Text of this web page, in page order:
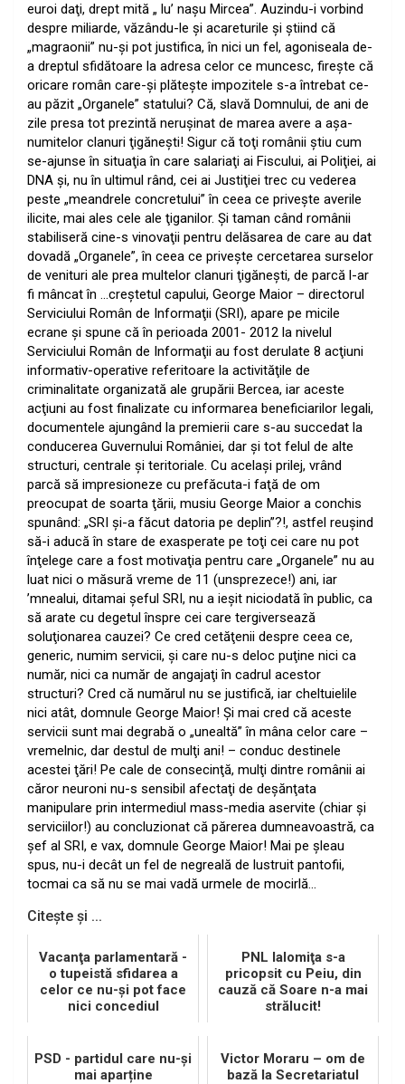
euroi daţi, drept mită „ lu’ naşu Mircea”. Auzindu-i vorbind
despre miliarde, văzându-le şi acareturile şi ştiind că
„magraonii” nu-şi pot justifica, în nici un fel, agoniseala de-
a dreptul sfidătoare la adresa celor ce muncesc, fireşte că
oricare român care-şi plăteşte impozitele s-a întrebat ce-
au păzit „Organele” statului? Că, slavă Domnului, de ani de
zile presa tot prezintă neruşinat de marea avere a aşa-
numitelor clanuri ţigăneşti! Sigur că toţi românii ştiu cum
se-ajunse în situaţia în care salariaţi ai Fiscului, ai Poliţiei, ai
DNA şi, nu în ultimul rând, cei ai Justiţiei trec cu vederea
peste „meandrele concretului” în ceea ce priveşte averile
ilicite, mai ales cele ale ţiganilor. Şi taman când românii
stabiliseră cine-s vinovaţii pentru delăsarea de care au dat
dovadă „Organele”, în ceea ce priveşte cercetarea surselor
de venituri ale prea multelor clanuri ţigăneşti, de parcă l-ar
fi mâncat în …creştetul capului, George Maior – directorul
Serviciului Român de Informaţii (SRI), apare pe micile
ecrane şi spune că în perioada 2001- 2012 la nivelul
Serviciului Român de Informaţii au fost derulate 8 acţiuni
informativ-operative referitoare la activităţile de
criminalitate organizată ale grupării Bercea, iar aceste
acţiuni au fost finalizate cu informarea beneficiarilor legali,
documentele ajungând la premierii care s-au succedat la
conducerea Guvernului României, dar şi tot felul de alte
structuri, centrale şi teritoriale. Cu acelaşi prilej, vrând
parcă să impresioneze cu prefăcuta-i faţă de om
preocupat de soarta ţării, musiu George Maior a conchis
spunând: „SRI şi-a făcut datoria pe deplin”?!, astfel reuşind
să-i aducă în stare de exasperate pe toţi cei care nu pot
înţelege care a fost motivaţia pentru care „Organele” nu au
luat nici o măsură vreme de 11 (unsprezece!) ani, iar
’mnealui, ditamai şeful SRI, nu a ieşit niciodată în public, ca
să arate cu degetul înspre cei care tergiversează
soluţionarea cauzei? Ce cred cetăţenii despre ceea ce,
generic, numim servicii, şi care nu-s deloc puţine nici ca
număr, nici ca număr de angajaţi în cadrul acestor
structuri? Cred că numărul nu se justifică, iar cheltuielile
nici atât, domnule George Maior! Şi mai cred că aceste
servicii sunt mai degrabă o „unealtă” în mâna celor care –
vremelnic, dar destul de mulţi ani! – conduc destinele
acestei ţări! Pe cale de consecinţă, mulţi dintre românii ai
căror neuroni nu-s sensibil afectaţi de deşănţata
manipulare prin intermediul mass-media aservite (chiar şi
serviciilor!) au concluzionat că părerea dumneavoastră, ca
şef al SRI, e vax, domnule George Maior! Mai pe şleau
spus, nu-i decât un fel de negreală de lustruit pantofii,
tocmai ca să nu se mai vadă urmele de mocirlă…
Citește și ...
Vacanţa parlamentară -
o tupeistă sfidarea a
celor ce nu-şi pot face
nici concediul
PNL Ialomiţa s-a
pricopsit cu Peiu, din
cauză că Soare n-a mai
strălucit!
PSD - partidul care nu-și
mai aparține
Victor Moraru – om de
bază la Secretariatul